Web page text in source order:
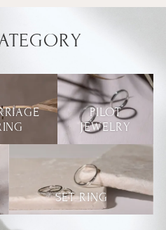
PILOT
JEWELRY
SET RING